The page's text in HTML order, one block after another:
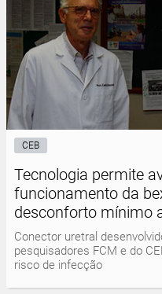
CEB
Tecnologia permite
funcionamento da
desconforto mínimo
Conector uretral
pesquisadores FCM e do
risco de infecção